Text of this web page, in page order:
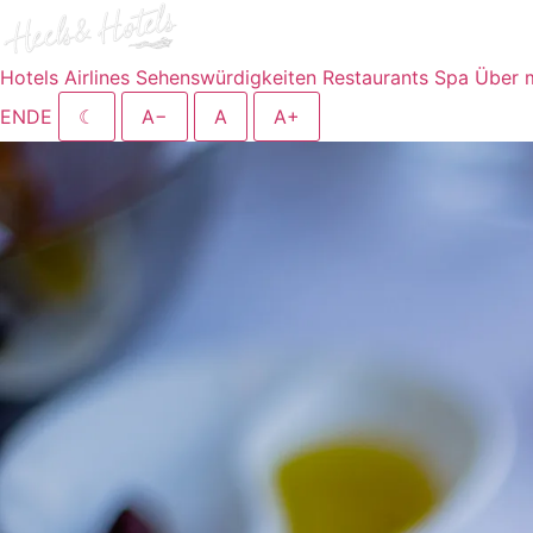
Hotels Airlines Sehenswürdigkeiten Restaurants Spa Über
ENDE ☾ A− A A+